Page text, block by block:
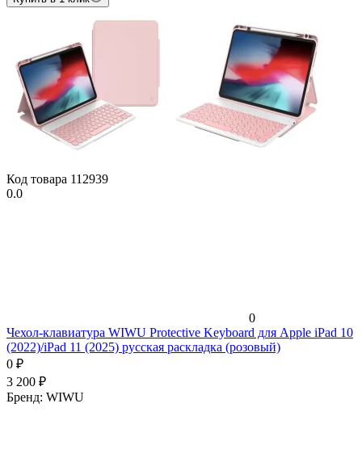
Код товара 112939
0.0
0
Чехол-клавиатура WIWU Protective Keyboard для Apple iPad 10
(2022)/iPad 11 (2025) русская раскладка (розовый)
0 ₽
3 200 ₽
Бренд: WIWU